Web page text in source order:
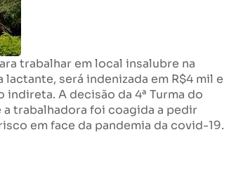
trabalhar em local insalubre na
será indenizada em R$4 mil e
A decisão da 4ª Turma do
a trabalhadora foi coagida a pedir
em face da pandemia da covid-19.